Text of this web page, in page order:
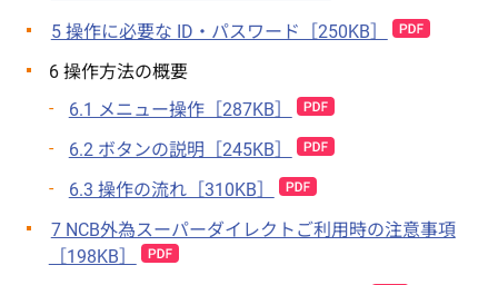
5 操作に必要な ID・パスワード［250KB］
6 操作方法の概要
6.1 メニュー操作［287KB］
6.2 ボタンの説明［245KB］
6.3 操作の流れ［310KB］
7 NCB外為スーパーダイレクトご利用時の注意事項
［198KB］